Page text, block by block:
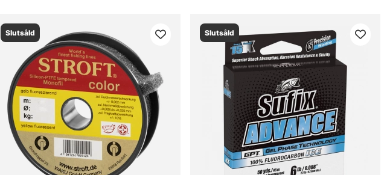
Slutsåld Slutsåld